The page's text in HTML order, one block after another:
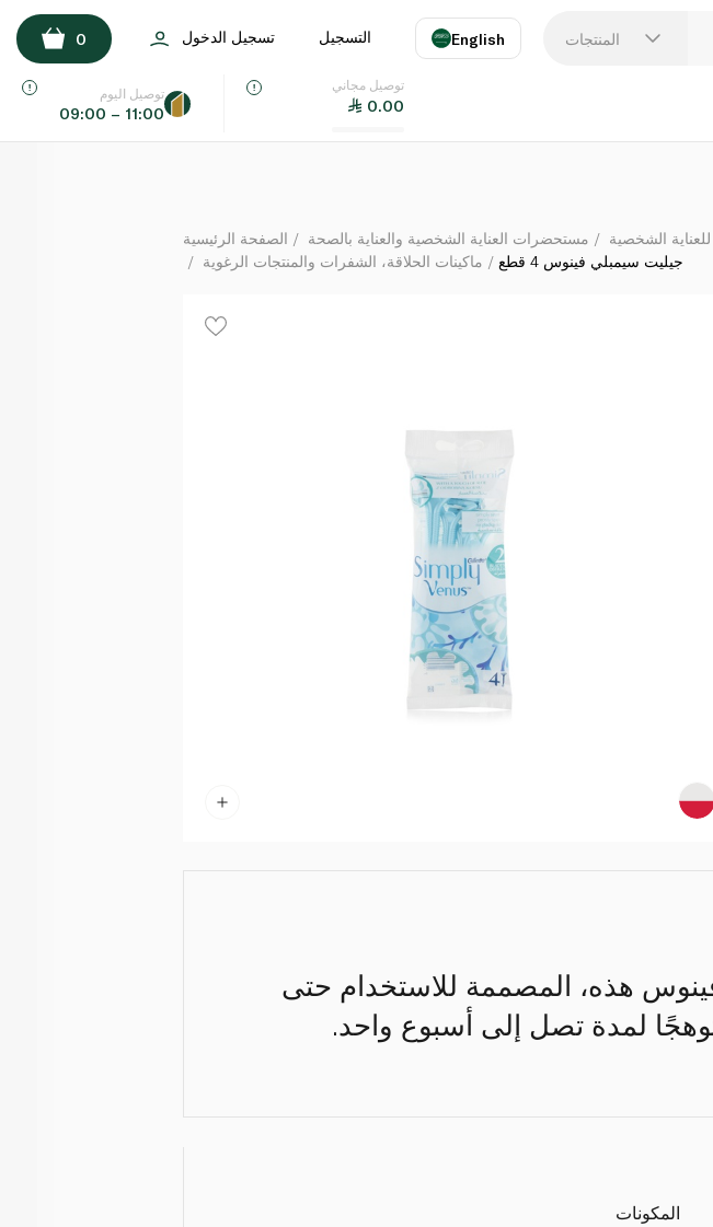
المنتجات English
اللغة
التسجيل تسجيل الدخول 0
توصيل مجاني
0.00
توصيل اليوم
09:00 – 11:00
الصفحة الرئيسية مستحضرات العناية الشخصية والعناية بالصحة الشخصية
ماكينات الحلاقة، الشفرات والمنتجات الرغوية
جيليت سيمبلي فينوس 4 قطع
هذه، المصممة للاستخدام حتى
لمدة تصل إلى أسبوع واحد.
المكونات